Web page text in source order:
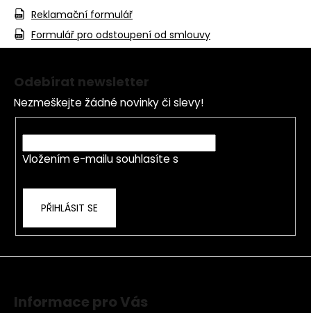
Reklamační formulář
Formulář pro odstoupení od smlouvy
Odebírat newsletter
Nezmeškejte žádné novinky či slevy!
Vložením e-mailu souhlasíte s
PŘIHLÁSIT SE
Informace pro Vás